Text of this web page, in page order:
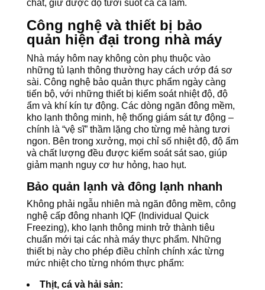
chất, giữ được độ tươi suốt cả ca làm.
Công nghệ và thiết bị bảo
quản hiện đại trong nhà máy
Nhà máy hôm nay không còn phụ thuộc vào
những tủ lạnh thông thường hay cách ướp đá sơ
sài. Công nghệ bảo quản thực phẩm ngày càng
tiến bộ, với những thiết bị kiểm soát nhiệt độ, độ
ẩm và khí kín tự động. Các dòng ngăn đông mềm,
kho lạnh thông minh, hệ thống giám sát tự động –
chính là “vệ sĩ” thầm lặng cho từng mẻ hàng tươi
ngon. Bên trong xưởng, mọi chỉ số nhiệt độ, độ ẩm
và chất lượng đều được kiểm soát sát sao, giúp
giảm mạnh nguy cơ hư hỏng, hao hụt.
Bảo quản lạnh và đông lạnh nhanh
Không phải ngẫu nhiên mà ngăn đông mềm, công
nghệ cấp đông nhanh IQF (Individual Quick
Freezing), kho lạnh thông minh trở thành tiêu
chuẩn mới tại các nhà máy thực phẩm. Những
thiết bị này cho phép điều chỉnh chính xác từng
mức nhiệt cho từng nhóm thực phẩm:
Thịt, cá và hải sản: